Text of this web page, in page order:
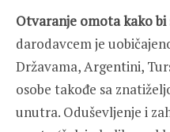
Otvaranje omota kako
darodavcem je
Državama, Argentini,
osobe takođe sa
unutra. Oduševljenje i